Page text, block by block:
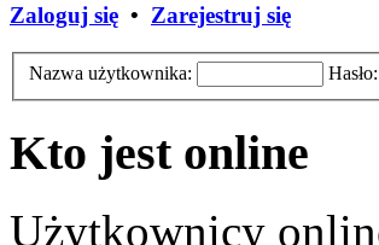
Zaloguj się • Zarejestruj się
Nazwa użytkownika: Hasło:
Kto jest online
Użytkownicy